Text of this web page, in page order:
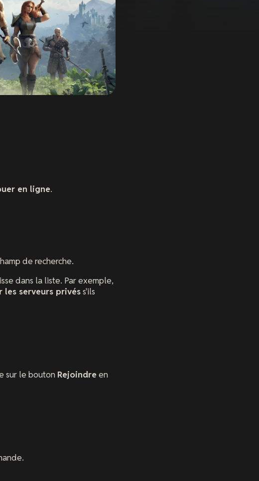
en ligne.
de recherche.
dans la liste. Par exemple,
les serveurs privéss'ils
sur le bouton Rejoindreen